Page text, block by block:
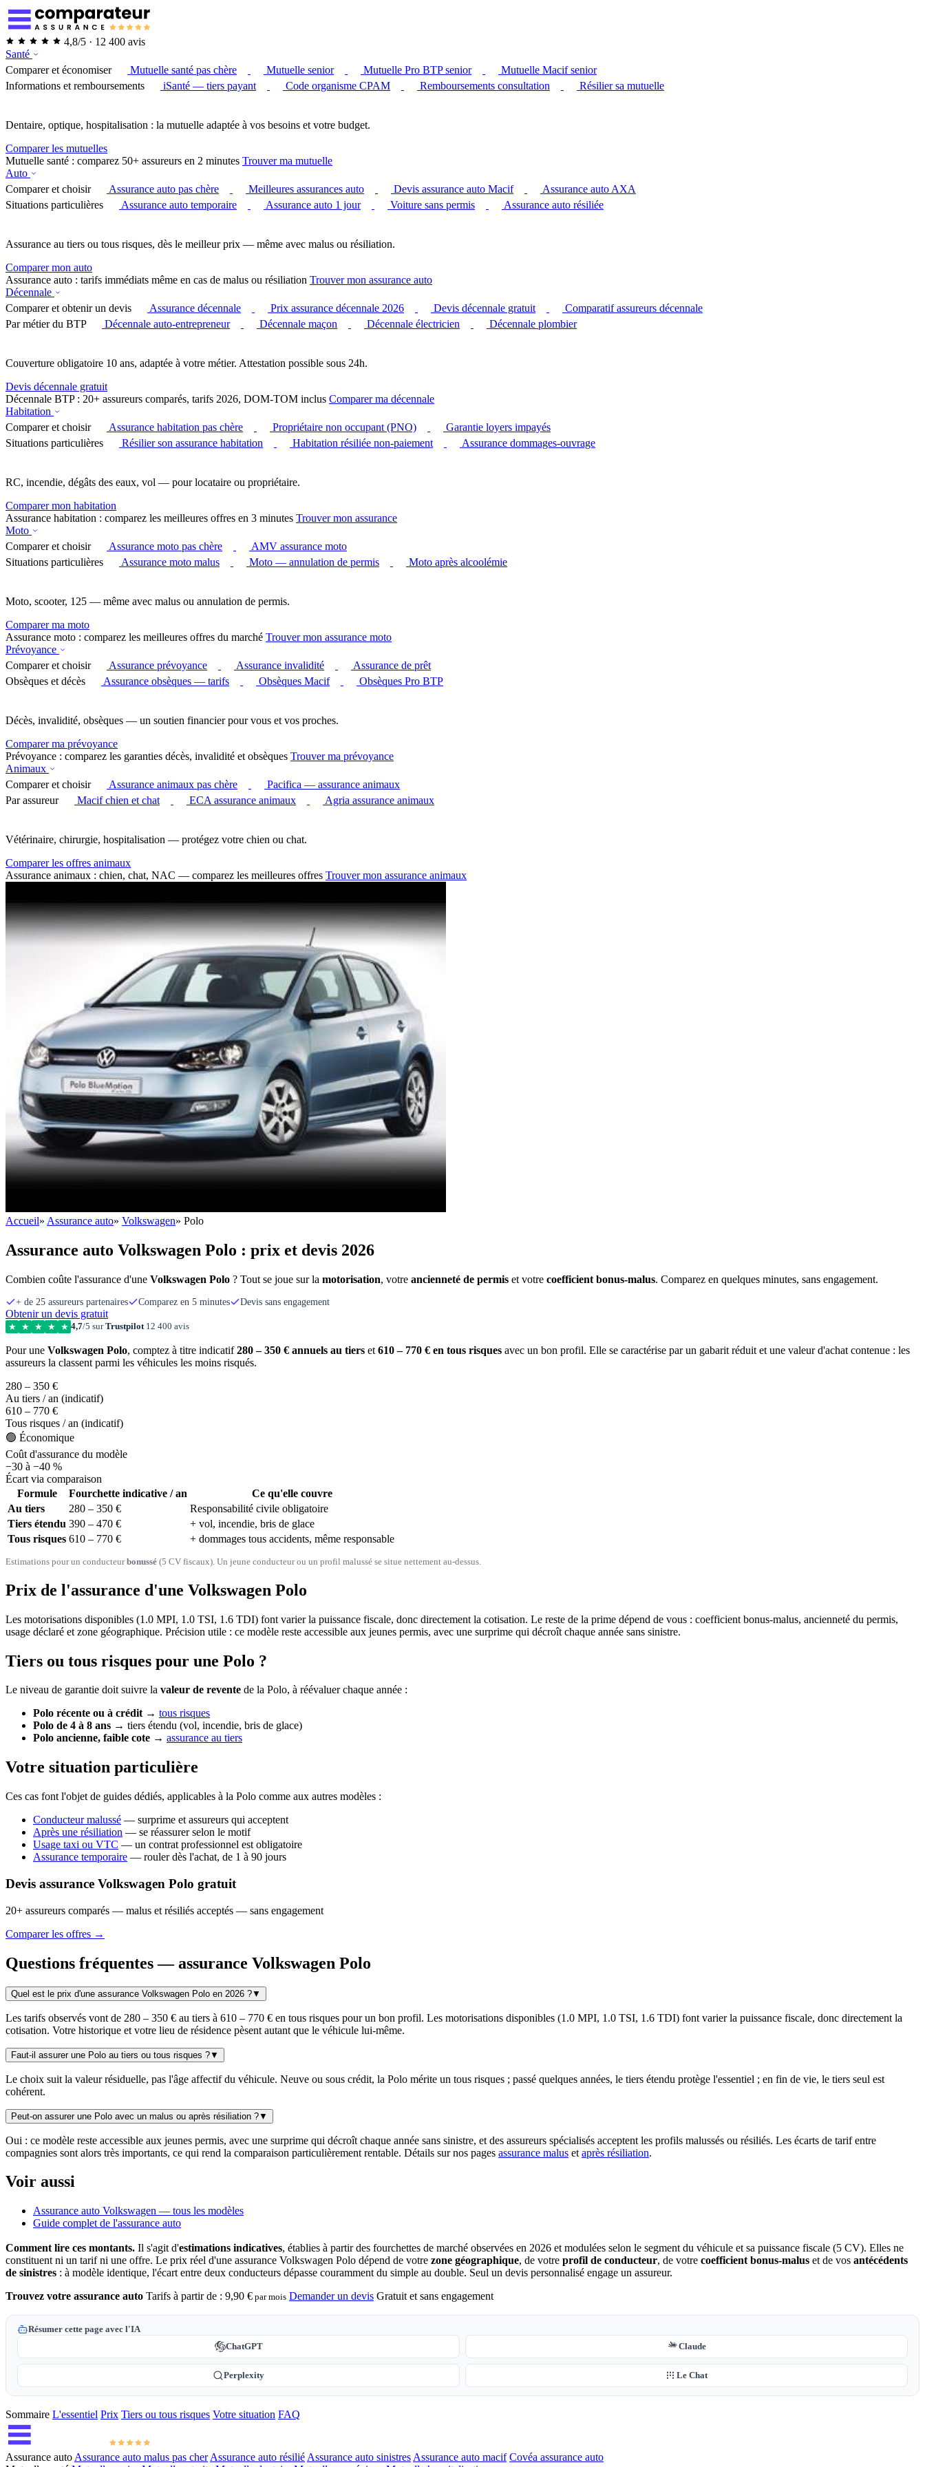
4,8/5 · 12 400 avis
Santé
Comparer et économiser
Mutuelle santé pas chère Mutuelle senior Mutuelle Pro BTP senior
Mutuelle Macif senior
Informations et remboursements
iSanté — tiers payant Code organisme CPAM Remboursements consultation Résilier sa mutuelle
Dentaire, optique, hospitalisation : la mutuelle adaptée à vos besoins et votre budget.
Comparer les mutuelles
Mutuelle santé : comparez 50+ assureurs en 2 minutes Trouver ma mutuelle
Auto
Comparer et choisir
Assurance auto pas chère Meilleures assurances auto Devis assurance auto Macif
Assurance auto AXA
Situations particulières
Assurance auto temporaire Assurance auto 1 jour Voiture sans permis Assurance auto résiliée
Assurance au tiers ou tous risques, dès le meilleur prix — même avec malus ou résiliation.
Comparer mon auto
Assurance auto : tarifs immédiats même en cas de malus ou résiliation Trouver mon assurance auto
Décennale
Comparer et obtenir un devis
Assurance décennale Prix assurance décennale 2026 Devis décennale gratuit
Comparatif assureurs décennale
Par métier du BTP
Décennale auto-entrepreneur Décennale maçon Décennale électricien Décennale plombier
Couverture obligatoire 10 ans, adaptée à votre métier. Attestation possible sous 24h.
Devis décennale gratuit
Décennale BTP : 20+ assureurs comparés, tarifs 2026, DOM-TOM inclus Comparer ma décennale
Habitation
Comparer et choisir
Assurance habitation pas chère Propriétaire non occupant (PNO)
Garantie loyers impayés
Situations particulières
Résilier son assurance habitation Habitation résiliée non-paiement Assurance dommages-ouvrage
RC, incendie, dégâts des eaux, vol — pour locataire ou propriétaire.
Comparer mon habitation
Assurance habitation : comparez les meilleures offres en 3 minutes Trouver mon assurance
Moto
Comparer et choisir
Assurance moto pas chère
AMV assurance moto
Situations particulières
Assurance moto malus Moto — annulation de permis Moto après alcoolémie
Moto, scooter, 125 — même avec malus ou annulation de permis.
Comparer ma moto
Assurance moto : comparez les meilleures offres du marché Trouver mon assurance moto
Prévoyance
Comparer et choisir
Assurance prévoyance Assurance invalidité
Assurance de prêt
Obsèques et décès
Assurance obsèques — tarifs Obsèques Macif Obsèques Pro BTP
Décès, invalidité, obsèques — un soutien financier pour vous et vos proches.
Comparer ma prévoyance
Prévoyance : comparez les garanties décès, invalidité et obsèques Trouver ma prévoyance
Animaux
Comparer et choisir
Assurance animaux pas chère
Pacifica — assurance animaux
Par assureur
Macif chien et chat ECA assurance animaux Agria assurance animaux
Vétérinaire, chirurgie, hospitalisation — protégez votre chien ou chat.
Comparer les offres animaux
Assurance animaux : chien, chat, NAC — comparez les meilleures offres Trouver mon assurance animaux
Accueil» Assurance auto» Volkswagen» Polo
Assurance auto Volkswagen Polo : prix et devis 2026
Combien coûte l'assurance d'une Volkswagen Polo ? Tout se joue sur la motorisation, votre ancienneté de permis et votre coefficient bonus-malus. Comparez en quelques minutes, sans engagement.
+ de 25 assureurs partenaires Comparez en 5 minutes Devis sans engagement
Obtenir un devis gratuit
★ ★ ★ ★ ★ 4,7/5 surTrustpilot12 400 avis
Pour une Volkswagen Polo, comptez à titre indicatif280 – 350 € annuels au tiers et 610 – 770 € en tous risques avec un bon profil. Elle se caractérise par un gabarit réduit et une valeur d'achat contenue : les
assureurs la classent parmi les véhicules les moins risqués.
280 – 350 €
Au tiers / an (indicatif)
610 – 770 €
Tous risques / an (indicatif)
🟢 Économique
Coût d'assurance du modèle
−30 à −40 %
Écart via comparaison
Formule
Fourchette indicative / an
Ce qu'elle couvre
Au tiers
280 – 350 €
Responsabilité civile obligatoire
Tiers étendu 390 – 470 €
+ vol, incendie, bris de glace
Tous risques 610 – 770 € + dommages tous accidents, même responsable
Estimations pour un conducteurbonussé (5 CV fiscaux). Un jeune conducteur ou un profil malussé se situe nettement au-dessus.
Prix de l'assurance d'une Volkswagen Polo
Les motorisations disponibles (1.0 MPI, 1.0 TSI, 1.6 TDI) font varier la puissance fiscale, donc directement la cotisation. Le reste de la prime dépend de vous : coefficient bonus-malus, ancienneté du permis,
usage déclaré et zone géographique. Précision utile : ce modèle reste accessible aux jeunes permis, avec une surprime qui décroît chaque année sans sinistre.
Tiers ou tous risques pour une Polo ?
Le niveau de garantie doit suivre la valeur de revente de la Polo, à réévaluer chaque année :
Polo récente ou à crédit→ tous risques
Polo de 4 à 8 ans → tiers étendu (vol, incendie, bris de glace)
Polo ancienne, faible cote → assurance au tiers
Votre situation particulière
Ces cas font l'objet de guides dédiés, applicables à la Polo comme aux autres modèles :
Conducteur malussé — surprime et assureurs qui acceptent
Après une résiliation — se réassurer selon le motif
Usage taxi ou VTC — un contrat professionnel est obligatoire
Assurance temporaire — rouler dès l'achat, de 1 à 90 jours
Devis assurance Volkswagen Polo gratuit
20+ assureurs comparés — malus et résiliés acceptés — sans engagement
Comparer les offres →
Questions fréquentes — assurance Volkswagen Polo
Quel est le prix d'une assurance Volkswagen Polo en 2026 ?▼
Les tarifs observés vont de 280 – 350 € au tiers à 610 – 770 € en tous risques pour un bon profil. Les motorisations disponibles (1.0 MPI, 1.0 TSI, 1.6 TDI) font varier la puissance fiscale, donc directement la
cotisation. Votre historique et votre lieu de résidence pèsent autant que le véhicule lui-même.
Faut-il assurer une Polo au tiers ou tous risques ?▼
Le choix suit la valeur résiduelle, pas l'âge affectif du véhicule. Neuve ou sous crédit, la Polo mérite un tous risques ; passé quelques années, le tiers étendu protège l'essentiel ; en fin de vie, le tiers seul est
cohérent.
Peut-on assurer une Polo avec un malus ou après résiliation ?▼
Oui : ce modèle reste accessible aux jeunes permis, avec une surprime qui décroît chaque année sans sinistre, et des assureurs spécialisés acceptent les profils malussés ou résiliés. Les écarts de tarif entre
compagnies sont alors très importants, ce qui rend la comparaison particulièrement rentable. Détails sur nos pages assurance malus et après résiliation.
Voir aussi
Assurance auto Volkswagen — tous les modèles
Guide complet de l'assurance auto
Comment lire ces montants. Il s'agit d'estimations indicatives, établies à partir des fourchettes de marché observées en 2026 et modulées selon le segment du véhicule et sa puissance fiscale (5 CV). Elles ne
constituent ni un tarif ni une offre. Le prix réel d'une assurance Volkswagen Polo dépend de votre zone géographique, de votre profil de conducteur, de votre coefficient bonus-malus et de vos antécédents
de sinistres : à modèle identique, l'écart entre deux conducteurs dépasse couramment du simple au double. Seul un devis personnalisé engage un assureur.
Trouvez votre assurance auto Tarifs à partir de : 9,90 € par mois Demander un devis Gratuit et sans engagement
Résumer cette page avec l'IA
ChatGPT Claude
Perplexity Le Chat
Sommaire L'essentiel Prix Tiers ou tous risques Votre situation FAQ
Assurance auto Assurance auto malus pas cher Assurance auto résilié Assurance auto sinistres Assurance auto macif Covéa assurance auto